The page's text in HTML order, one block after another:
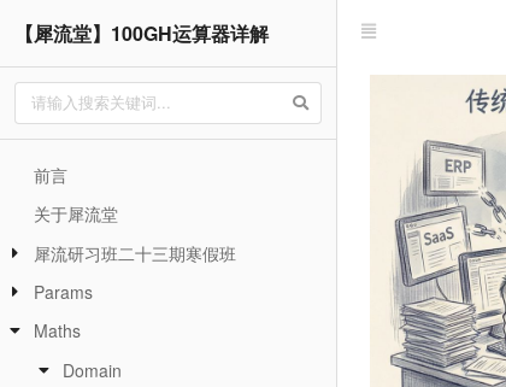
【犀流堂】100GH运算器详解
前言
关于犀流堂
犀流研习班二十三期寒假班
Params
Maths
Domain